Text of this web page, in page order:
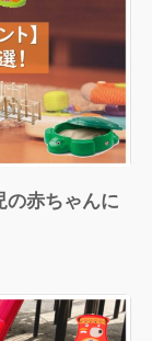
の赤ちゃんに